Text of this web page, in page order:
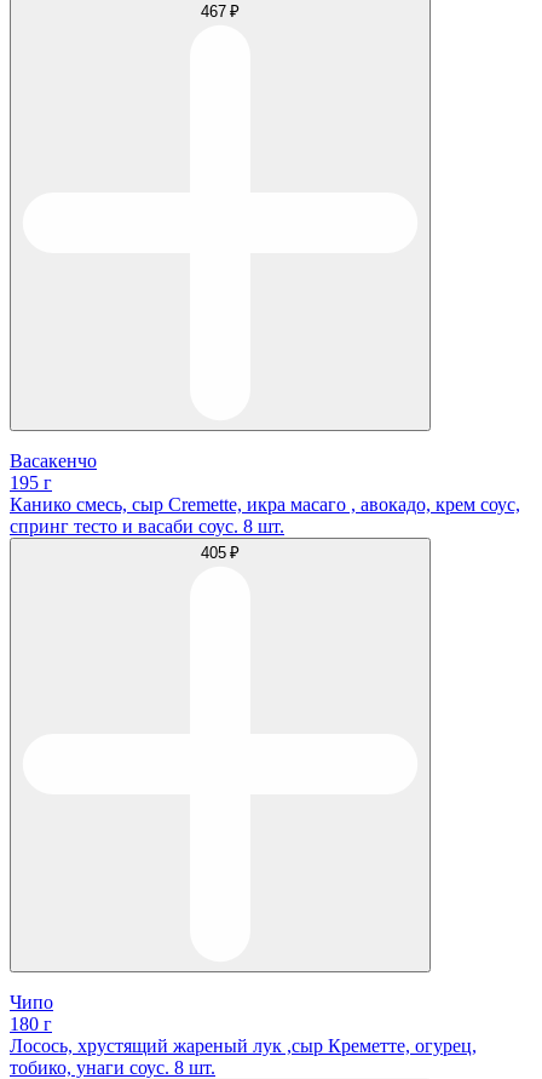
467 ₽
Васакенчо
195 г
Канико смесь, сыр Cremette, икра масаго , авокадо, крем соус,
спринг тесто и васаби соус. 8 шт.
405 ₽
Чипо
180 г
Лосось, хрустящий жареный лук ,сыр Креметте, огурец,
тобико, унаги соус. 8 шт.